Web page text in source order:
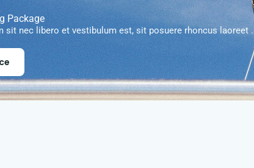
Package
sit nec libero et vestibulum est, sit posuere rhoncus laoreet .